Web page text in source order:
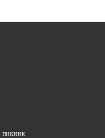
пикник